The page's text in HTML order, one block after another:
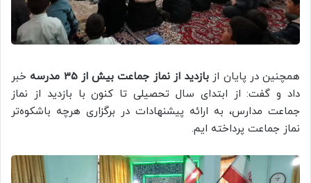
همچنین در پایان از بازدید از نماز جماعت بیش از 35 مدرسه
خبر
داد و گفت: از ابتدای سال تحصیلی تا کنون با بازدید از نماز
جماعت مدارس، به ارائه پیشنهادات در برگزاری هرچه باشکوه‌تر
نماز جماعت پرداخته ایم.